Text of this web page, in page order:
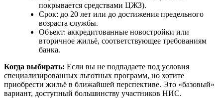
покрывается средствами ЦЖЗ).
Срок: до 20 лет или до достижения предельного
возраста службы.
Объект: аккредитованные новостройки или
вторичное жильё, соответствующее требованиям
банка.
Когда выбирать: Если вы не подпадаете под условия
специализированных льготных программ, но хотите
приобрести жильё в ближайшей перспективе. Это «базовый»
вариант, доступный большинству участников НИС.